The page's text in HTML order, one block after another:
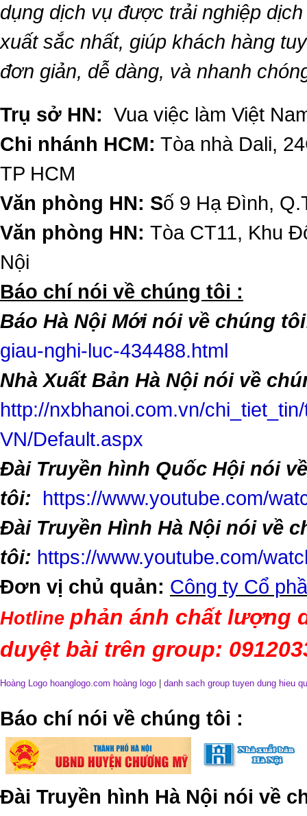
dụng dịch vụ được trải nghiệp
xuất sắc nhất, giúp khách hàng
đơn giản, dễ dàng, và nhanh
Trụ sở HN: Vua việc làm Việt
Chi nhánh HCM: Tòa nhà Dali,
TP HCM
Văn phòng HN: Số 9 Hạ Đình,
Văn phòng HN: Tòa CT11, Khu
Nội
​Báo chí nói về chúng tôi :
Báo Hà Nội Mới nói về chúng
giau-nghi-luc-434488.html
Nhà Xuất Bản Hà Nội nói về
http://nxbhanoi.com.vn/
VN/Default.aspx
Đài Truyền hình Quốc Hội nói
tôi:
https://www.youtube.com/
Đài Truyền Hình Hà Nội nói về
tôi: https://www.youtube.com/
Đơn vị chủ quản: Công ty Cổ
Hotline phản ánh chất lượng
duyệt bài trên group:
Hoàng Logo hoanglogo.com hoàng logo danh sach group tuyen dung hieu
​Báo chí nói về chúng tôi :
Đài Truyền hình Hà Nội nói về